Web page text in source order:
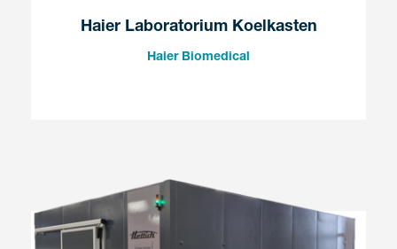
Haier Laboratorium Koelkasten
Haier Biomedical